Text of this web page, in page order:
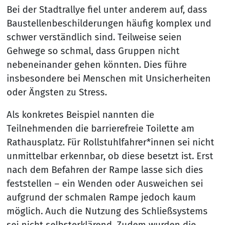
Bei der Stadtrallye fiel unter anderem auf, dass
Baustellenbeschilderungen häufig komplex und
schwer verständlich sind. Teilweise seien
Gehwege so schmal, dass Gruppen nicht
nebeneinander gehen könnten. Dies führe
insbesondere bei Menschen mit Unsicherheiten
oder Ängsten zu Stress.
Als konkretes Beispiel nannten die
Teilnehmenden die barrierefreie Toilette am
Rathausplatz. Für Rollstuhlfahrer*innen sei nicht
unmittelbar erkennbar, ob diese besetzt ist. Erst
nach dem Befahren der Rampe lasse sich dies
feststellen – ein Wenden oder Ausweichen sei
aufgrund der schmalen Rampe jedoch kaum
möglich. Auch die Nutzung des Schließsystems